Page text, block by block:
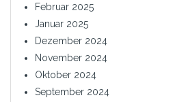
Februar 2025
Januar 2025
Dezember 2024
November 2024
Oktober 2024
September 2024